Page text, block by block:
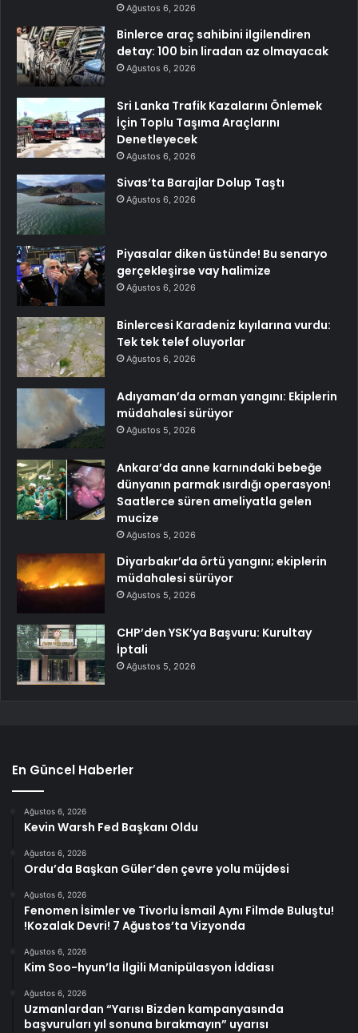
Ağustos 6, 2026
Binlerce araç sahibini ilgilendiren
detay: 100 bin liradan az olmayacak
Ağustos 6, 2026
Sri Lanka Trafik Kazalarını Önlemek
İçin Toplu Taşıma Araçlarını
Denetleyecek
Ağustos 6, 2026
Sivas’ta Barajlar Dolup Taştı
Ağustos 6, 2026
Piyasalar diken üstünde! Bu senaryo
gerçekleşirse vay halimize
Ağustos 6, 2026
Binlercesi Karadeniz kıyılarına vurdu:
Tek tek telef oluyorlar
Ağustos 6, 2026
Adıyaman’da orman yangını: Ekiplerin
müdahalesi sürüyor
Ağustos 5, 2026
Ankara’da anne karnındaki bebeğe
dünyanın parmak ısırdığı operasyon!
Saatlerce süren ameliyatla gelen
mucize
Ağustos 5, 2026
Diyarbakır’da örtü yangını; ekiplerin
müdahalesi sürüyor
Ağustos 5, 2026
CHP’den YSK’ya Başvuru: Kurultay
İptali
Ağustos 5, 2026
En Güncel Haberler
Ağustos 6, 2026
Kevin Warsh Fed Başkanı Oldu
Ağustos 6, 2026
Ordu’da Başkan Güler’den çevre yolu müjdesi
Ağustos 6, 2026
Fenomen İsimler ve Tivorlu İsmail Aynı Filmde Buluştu!
!Kozalak Devri! 7 Ağustos’ta Vizyonda
Ağustos 6, 2026
Kim Soo-hyun’la İlgili Manipülasyon İddiası
Ağustos 6, 2026
Uzmanlardan “Yarısı Bizden kampanyasında
başvuruları yıl sonuna bırakmayın” uyarısı